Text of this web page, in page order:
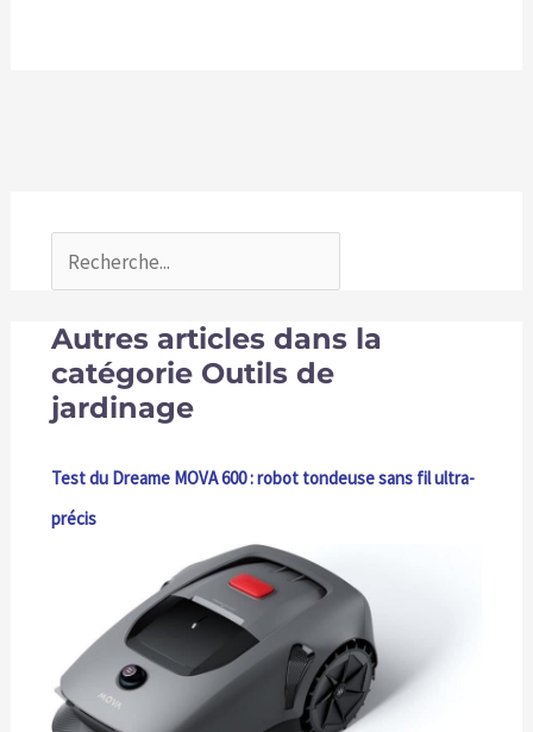
Autres articles dans la
catégorie Outils de
jardinage
Test du Dreame MOVA 600 : robot tondeuse sans fil ultra-
précis